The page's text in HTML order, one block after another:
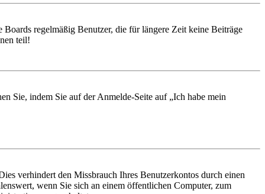
regelmäßig Benutzer, die für längere Zeit keine Beiträge
teil!
Sie, indem Sie auf der Anmelde-Seite auf „Ich habe mein
verhindert den Missbrauch Ihres Benutzerkontos durch einen
wenn Sie sich an einem öffentlichen Computer, zum